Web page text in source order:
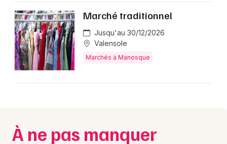
Marché traditionnel
Jusqu'au 30/12/2026
Valensole
Marchés à Manosque
À ne pas manquer